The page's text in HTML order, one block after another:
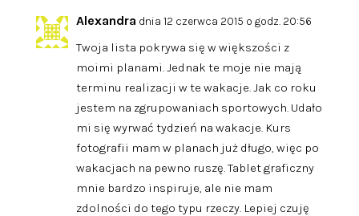
Alexandra dnia 12 czerwca 2015 o godz. 20:56
Twoja lista pokrywa się w większości z
moimi planami. Jednak te moje nie mają
terminu realizacji w te wakacje. Jak co roku
jestem na zgrupowaniach sportowych. Udało
mi się wyrwać tydzień na wakacje. Kurs
fotografii mam w planach już długo, więc po
wakacjach na pewno ruszę. Tablet graficzny
mnie bardzo inspiruje, ale nie mam
zdolności do tego typu rzeczy. Lepiej czuję